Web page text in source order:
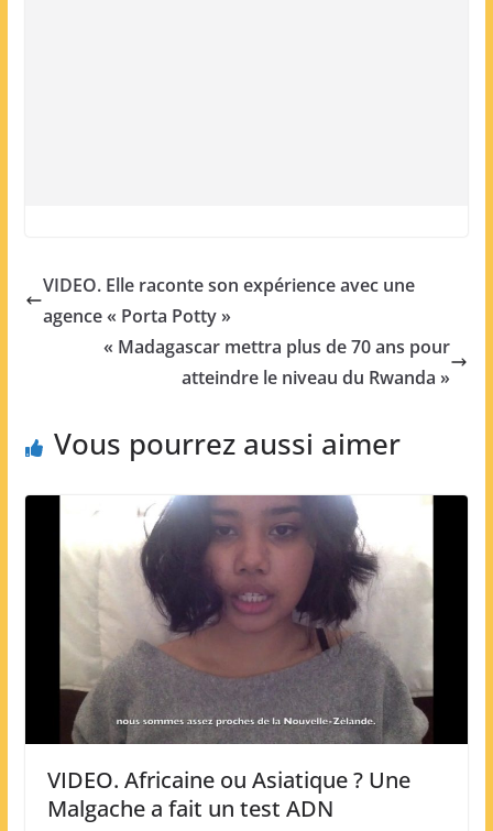
VIDEO. Elle raconte son expérience avec une
agence « Porta Potty »
« Madagascar mettra plus de 70 ans pour
atteindre le niveau du Rwanda »
Vous pourrez aussi aimer
VIDEO. Africaine ou Asiatique ? Une
Malgache a fait un test ADN